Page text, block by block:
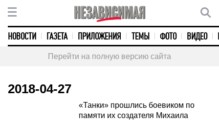
НОВОСТИ ГАЗЕТА ПРИЛОЖЕНИЯ ТЕМЫ ФОТО ВИДЕО
Перейти на полную версию сайта
2018-04-27
«Танки» прошлись боевиком по
памяти их создателя Михаила